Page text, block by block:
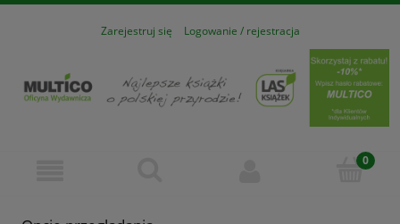
Zarejestruj się Logowanie / rejestracja